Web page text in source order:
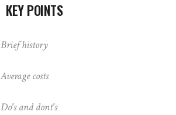
KEY POINTS
Brief history
Average costs
Do's and dont's